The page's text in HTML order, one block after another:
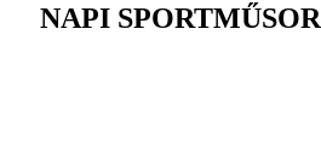
NAPI SPORTMŰSOR